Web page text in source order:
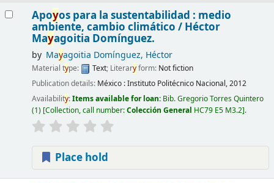
Apoyos para la sustentabilidad : medio
ambiente, cambio climático / Héctor
Mayagoitia Domínguez.
by Mayagoitia Domínguez, Héctor
Material type: Text; Literaryform: Not fiction
Publication details: México :Instituto Politécnico Nacional,2012
Availability:Items available for loan: Bib. Gregorio Torres Quintero
(1) Collection, call number:Colección General HC79 E5 M3.2 .
Place hold